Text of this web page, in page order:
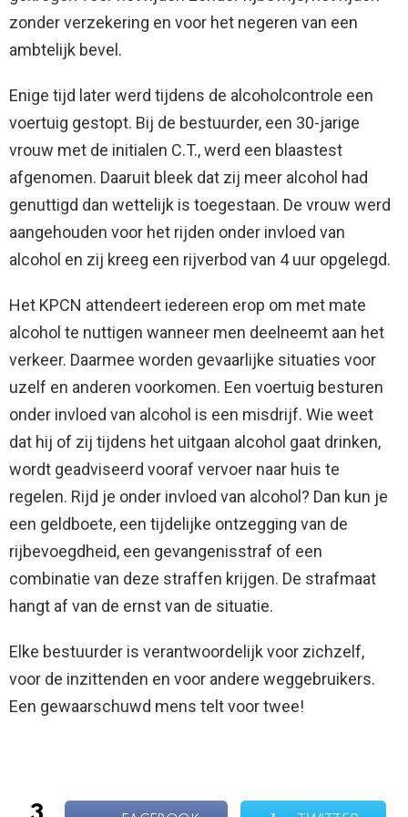
zonder verzekering en voor het negeren van een
ambtelijk bevel.
Enige tijd later werd tijdens de alcoholcontrole een
voertuig gestopt. Bij de bestuurder, een 30-jarige
vrouw met de initialen C.T., werd een blaastest
afgenomen. Daaruit bleek dat zij meer alcohol had
genuttigd dan wettelijk is toegestaan. De vrouw werd
aangehouden voor het rijden onder invloed van
alcohol en zij kreeg een rijverbod van 4 uur opgelegd.
Het KPCN attendeert iedereen erop om met mate
alcohol te nuttigen wanneer men deelneemt aan het
verkeer. Daarmee worden gevaarlijke situaties voor
uzelf en anderen voorkomen. Een voertuig besturen
onder invloed van alcohol is een misdrijf. Wie weet
dat hij of zij tijdens het uitgaan alcohol gaat drinken,
wordt geadviseerd vooraf vervoer naar huis te
regelen. Rijd je onder invloed van alcohol? Dan kun je
een geldboete, een tijdelijke ontzegging van de
rijbevoegdheid, een gevangenisstraf of een
combinatie van deze straffen krijgen. De strafmaat
hangt af van de ernst van de situatie.
Elke bestuurder is verantwoordelijk voor zichzelf,
voor de inzittenden en voor andere weggebruikers.
Een gewaarschuwd mens telt voor twee!